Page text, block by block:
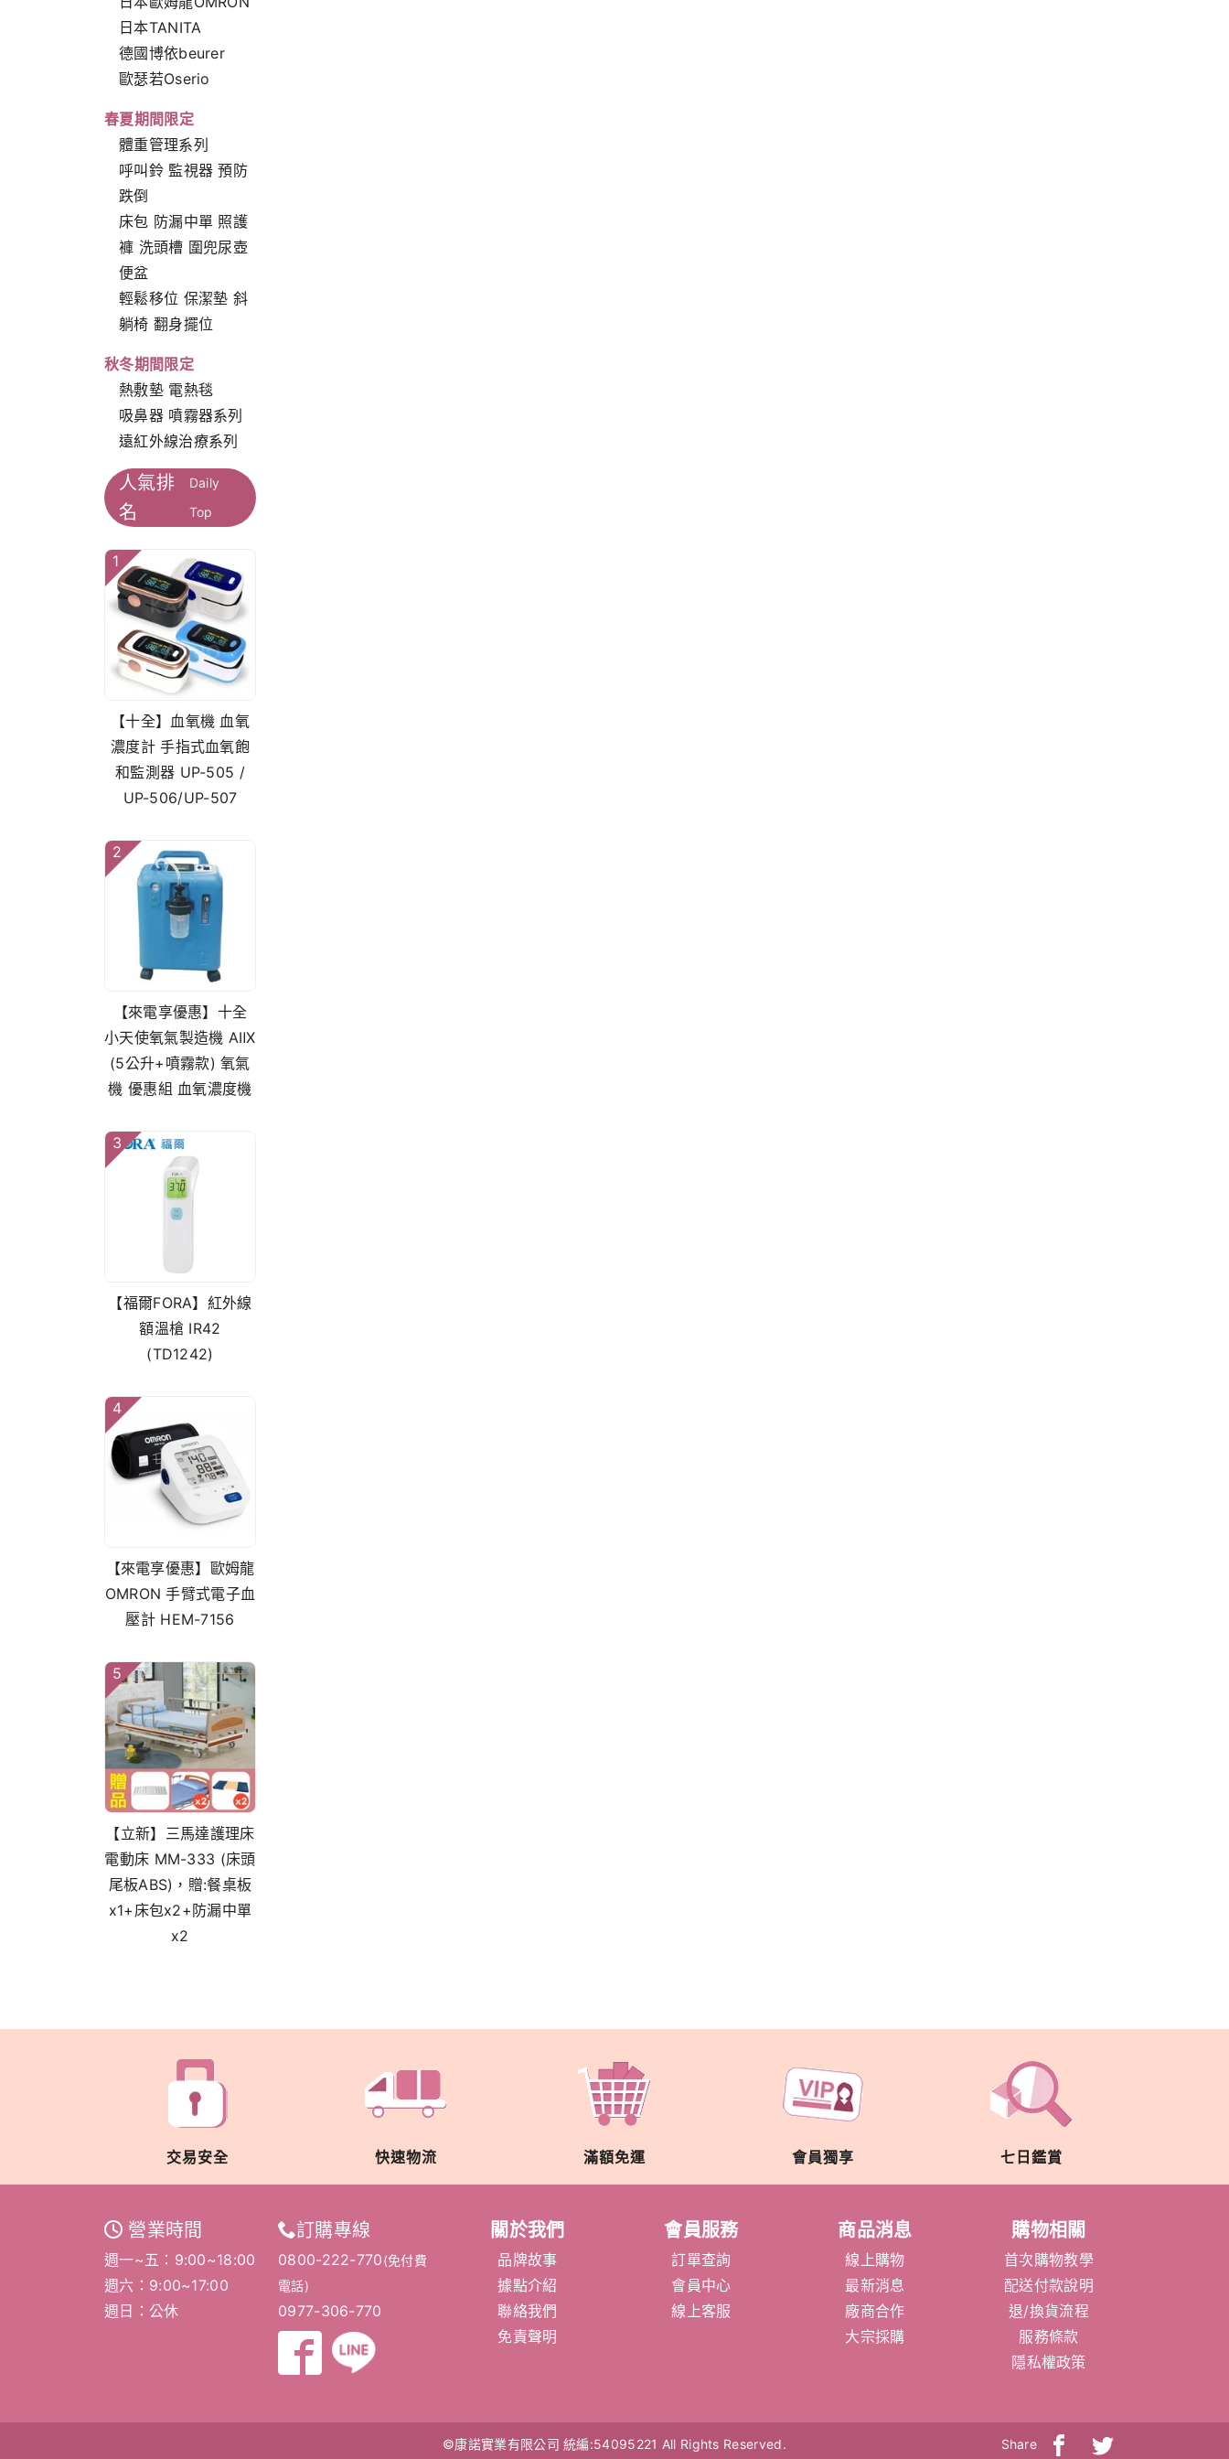
日本TANITA
德國博依beurer
歐瑟若Oserio
春夏期間限定
體重管理系列
呼叫鈴 監視器 預防
跌倒
床包 防漏中單 照護
褲 洗頭槽 圍兜尿壺
便盆
輕鬆移位 保潔墊 斜
躺椅 翻身擺位
秋冬期間限定
熱敷墊 電熱毯
吸鼻器 噴霧器系列
遠紅外線治療系列
人氣排
名
Daily
Top
1
【十全】血氧機 血氧
濃度計 手指式血氧飽
和監測器 UP-505 /
UP-506/UP-507
2
【來電享優惠】十全
小天使氧氣製造機 AⅡX
(5公升+噴霧款) 氧氣
機 優惠組 血氧濃度機
3
【福爾FORA】紅外線
額溫槍 IR42
(TD1242)
4
【來電享優惠】歐姆龍
OMRON 手臂式電子血
壓計 HEM-7156
5
【立新】三馬達護理床
電動床 MM-333 (床頭
尾板ABS)，贈:餐桌板
x1+床包x2+防漏中單
x2
交易安全 快速物流 滿額免運 會員獨享 七日鑑賞
營業時間
週一~五：9:00~18:00
週六：9:00~17:00
週日：公休
訂購專線
0800-222-770(免付費
電話)
0977-306-770
關於我們
品牌故事
據點介紹
聯絡我們
免責聲明
會員服務
訂單查詢
會員中心
線上客服
商品消息
線上購物
最新消息
廠商合作
大宗採購
購物相關
首次購物教學
配送付款說明
退/換貨流程
服務條款
隱私權政策
©康諾實業有限公司統編:54095221 All Rights Reserved. Share